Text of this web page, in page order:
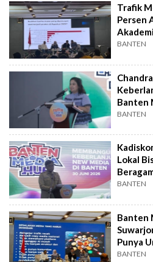
Trafik
Persen
BANTEN
Banten
BANTEN
Lokal
BANTEN
Banten
Punya
BANTEN